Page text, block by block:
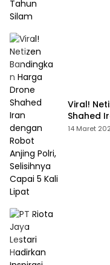
Viral!
Shahed
14 Maret